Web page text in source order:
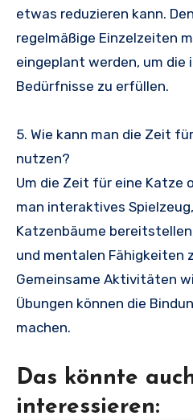
etwas reduzieren kann.
regelmäßige Einzelzeiten
eingeplant werden, um die
Bedürfnisse zu erfüllen.
5. Wie kann man die Zeit
nutzen?
Um die Zeit für eine Katze
man interaktives
Katzenbäume
und mentalen Fähigkeiten
Gemeinsame Aktivitäten
Übungen können die
machen.
Das könnte
interessieren: